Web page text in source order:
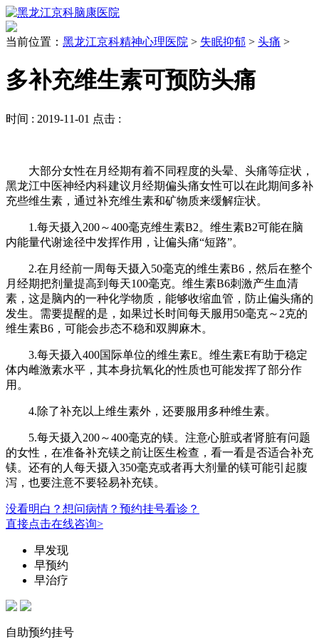
当前位置： 黑龙江京科精神心理医院 > 失眠抑郁 > 头痛 >
多补充维生素可预防头痛
时间 : 2019-11-01 点击 :
大部分女性在月经期有着不同程度的头晕、头痛等症状，
黑龙江中医神经内科建议月经期偏头痛女性可以在此期间多补
充些维生素，通过补充维生素和矿物质来缓解症状。
1.每天摄入200～400毫克维生素B2。维生素B2可能在脑
内能量代谢途径中发挥作用，让偏头痛“短路”。
2.在月经前一周每天摄入50毫克的维生素B6，然后在整个
月经期把剂量提高到每天100毫克。维生素B6刺激产生血清
素，这是脑内的一种化学物质，能够收缩血管，防止偏头痛的
发生。需要提醒的是，如果过长时间每天服用50毫克～2克的
维生素B6，可能会步态不稳和双脚麻木。
3.每天摄入400国际单位的维生素E。维生素E有助于稳定
体内雌激素水平，其本身抗氧化的性质也可能发挥了部分作
用。
4.除了补充以上维生素外，还要服用多种维生素。
5.每天摄入200～400毫克的镁。注意心脏或者肾脏有问题
的女性，在准备补充镁之前让医生检查，看一看是否适合补充
镁。还有的人每天摄入350毫克或者再大剂量的镁可能引起腹
泻，也要注意不要轻易补充镁。
没看明白？想问病情？预约挂号看诊？
直接点击在线咨询>
早发现
早预约
早治疗
自助预约挂号